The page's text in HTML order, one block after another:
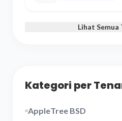
Lihat Semua
Kategori per
AppleTree BSD